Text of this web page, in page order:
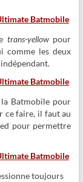
trans-yellowpour
comme les deux
Batmobile pour
ce faire, il faut au
pour permettre
toujours